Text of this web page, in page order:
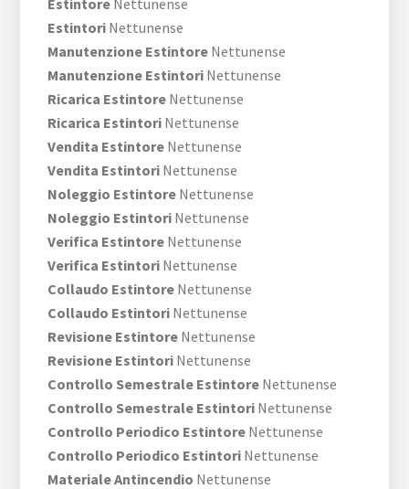
Estintori Nettunense
Manutenzione Estintore Nettunense
Manutenzione Estintori Nettunense
Ricarica Estintore Nettunense
Ricarica Estintori Nettunense
Vendita Estintore Nettunense
Vendita Estintori Nettunense
Noleggio Estintore Nettunense
Noleggio Estintori Nettunense
Verifica Estintore Nettunense
Verifica Estintori Nettunense
Collaudo Estintore Nettunense
Collaudo Estintori Nettunense
Revisione Estintore Nettunense
Revisione Estintori Nettunense
Controllo Semestrale Estintore Nettunense
Controllo Semestrale Estintori Nettunense
Controllo Periodico Estintore Nettunense
Controllo Periodico Estintori Nettunense
Materiale Antincendio Nettunense